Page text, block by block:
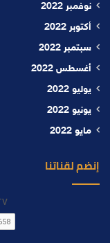
نوفمبر 2022
أكتوبر 2022
سبتمبر 2022
أغسطس 2022
يوليو 2022
يونيو 2022
مايو 2022
إنضم لقناتنا